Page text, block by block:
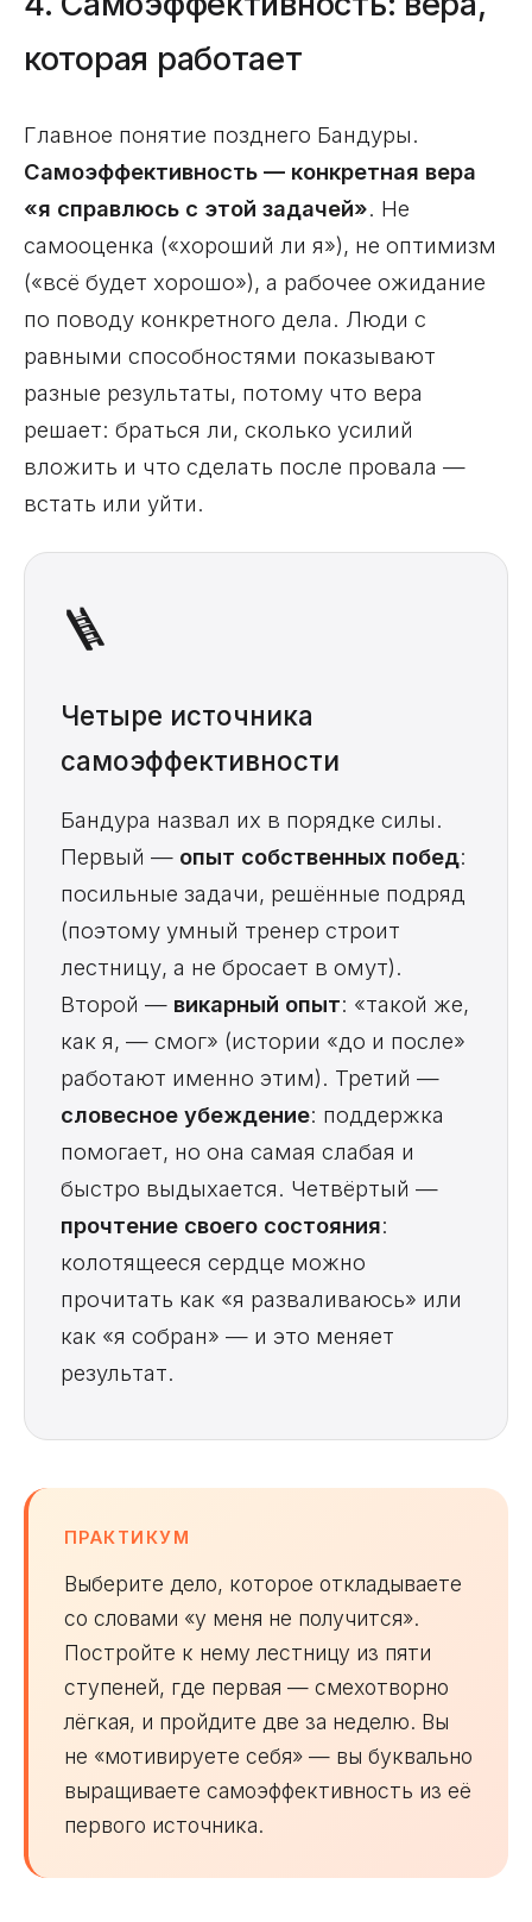
которая работает
Главное понятие позднего Бандуры.
Самоэффективность — конкретная вера
«я справлюсь с этой задачей». Не
самооценка («хороший ли я»), не оптимизм
(«всё будет хорошо»), а рабочее ожидание
по поводу конкретного дела. Люди с
равными способностями показывают
разные результаты, потому что вера
решает: браться ли, сколько усилий
вложить и что сделать после провала —
встать или уйти.
🪜
Четыре источника
самоэффективности
Бандура назвал их в порядке силы.
Первый — опыт собственных побед:
посильные задачи, решённые подряд
(поэтому умный тренер строит
лестницу, а не бросает в омут).
Второй — викарный опыт: «такой же,
как я, — смог» (истории «до и после»
работают именно этим). Третий —
словесное убеждение: поддержка
помогает, но она самая слабая и
быстро выдыхается. Четвёртый —
прочтение своего состояния:
колотящееся сердце можно
прочитать как «я разваливаюсь» или
как «я собран» — и это меняет
результат.
ПРАКТИКУМ
Выберите дело, которое откладываете
со словами «у меня не получится».
Постройте к нему лестницу из пяти
ступеней, где первая — смехотворно
лёгкая, и пройдите две за неделю. Вы
не «мотивируете себя» — вы буквально
выращиваете самоэффективность из её
первого источника.